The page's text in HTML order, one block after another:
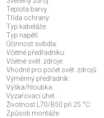
Teplota barvy.:
Třída ochrany:
Typ kabeláže:
Typ napětí:
Účinnost svítidla:
Včetně předřadníku:
Včetně svět. zdroje:
Vhodné pro počet svět. zdrojů:
Výměnný předřadník:
Výška/hloubka:
Vyzařovací úhel.:
Životnost L70/B50 při 25 °C:
Způsob montáže: